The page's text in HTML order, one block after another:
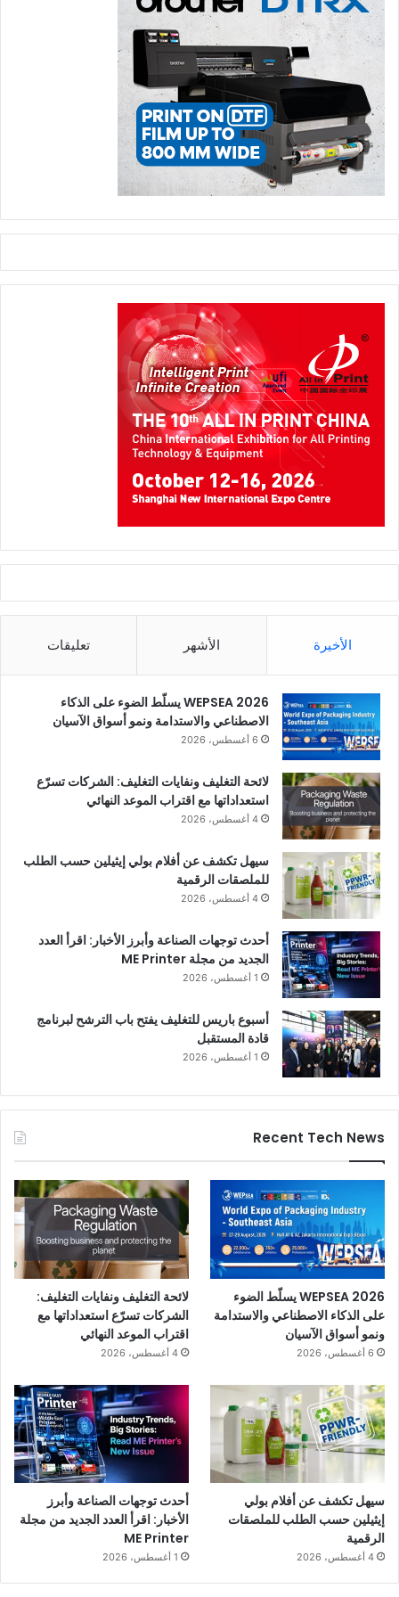
تحمل جداول أعمال منظمة تغطي المطابع الرقمية والإنتاج الهجين
والأتمتة والاستدامة. وكثيرًا ما تتحقق الصفقات التي تبدأ في
دوسلدورف بعد أشهر في دبي أو الرياض أو القاهرة أو طهران.
كما يواصلمعرض فيسبا العالمي للطباعةومعرض الطباعة
المتكاملPRINTING United Expoتشكيل خرائط الطريق
التكنولوجية للمحولات الإقليمية ومقدمي خدمات الطباعة.
ولكن بشكل متزايد، لم تعد المعارض الإقليمية “نسخًا مصغرة” من
المعارض العالمية. بل أصبحت تتحول إلى مراكز اتخاذ قرارات بحد
ذاتها، مصممة خصيصًا لتناسب المواد المحلية والظروف المناخية
والأطر التنظيمية وواقع السوق.
من الظهور إلى أعمال تجارية قابلة للقياس
بالنسبة للعارضين الذين يستهدفون الشرق الأوسط، لم يعد التواجد
وحده كافيًا.
ويتعامل البائعون الناجحون الآن مع المعارض باعتبارها دورات مبيعات
مضغوطة، وليست مجرد أنشطة للترويج للعلامة التجارية. مما يعني:
حجز اجتماعات مسبقة مع العملاء المحتملين المؤهلين
تخصيص العروض التوضيحية للتطبيقات الإقليمية
تدريب موظفي أجنحة العرض على فهم احتياجات الزوار وانتهاز
الفرص، وليس فقط تفاصيل الاتصال.
لا يسأل مزود الطباعة عند زيارة جناح “ما الذي تقوم به هذه الآلة؟”
هل يمكن لهذا أن يشغل ركائزنا بشكل موثوق في منظومتنا؟
كيف يبدو وقت التشغيل في هذه المنطقة؟
من يقدم لنا الدعم بعد التثبيت، وما مدى سرعة ذلك؟
إن العارضين الذين يجيبون عن هذه الأسئلة بوضوح وصدق هم الذين
يغادرون المعارض ولديهم قنوات تواصل حقيقية، وليس مجرد عملاء
محتملين.
مزايا المشتري: كيف يمكن لمزودي الطباعة التعامل مع المعارض
اليوم
بالنسبة لمزودي الطباعة والمحولات، تظل المعارض التجارية واحدة
من أكثر بيئات التعلم فعالية المتاحة – إذا تم التعامل معها بشكل
استراتيجي.
أكثر الزوار تأثيرًا:
الأخيرة الأشهر تعليقات
WEPSEA 2026 يسلّط الضوء على الذكاء
الاصطناعي والاستدامة ونمو أسواق الآسيان
6 أغسطس، 2026
لائحة التغليف ونفايات التغليف: الشركات تسرّع
استعداداتها مع اقتراب الموعد النهائي
4 أغسطس، 2026
سيهل تكشف عن أفلام بولي إيثيلين حسب الطلب
للملصقات الرقمية
4 أغسطس، 2026
أحدث توجهات الصناعة وأبرز الأخبار: اقرأ العدد
الجديد من مجلة ME Printer
1 أغسطس، 2026
أسبوع باريس للتغليف يفتح باب الترشح لبرنامج
قادة المستقبل
1 أغسطس، 2026
Recent Tech News
WEPSEA 2026 يسلّط الضوء
على الذكاء الاصطناعي والاستدامة
ونمو أسواق الآسيان
6 أغسطس، 2026
لائحة التغليف ونفايات التغليف:
الشركات تسرّع استعداداتها مع
اقتراب الموعد النهائي
4 أغسطس، 2026
سيهل تكشف عن أفلام بولي
إيثيلين حسب الطلب للملصقات
الرقمية
4 أغسطس، 2026
أحدث توجهات الصناعة وأبرز
الأخبار: اقرأ العدد الجديد من مجلة
ME Printer
1 أغسطس، 2026